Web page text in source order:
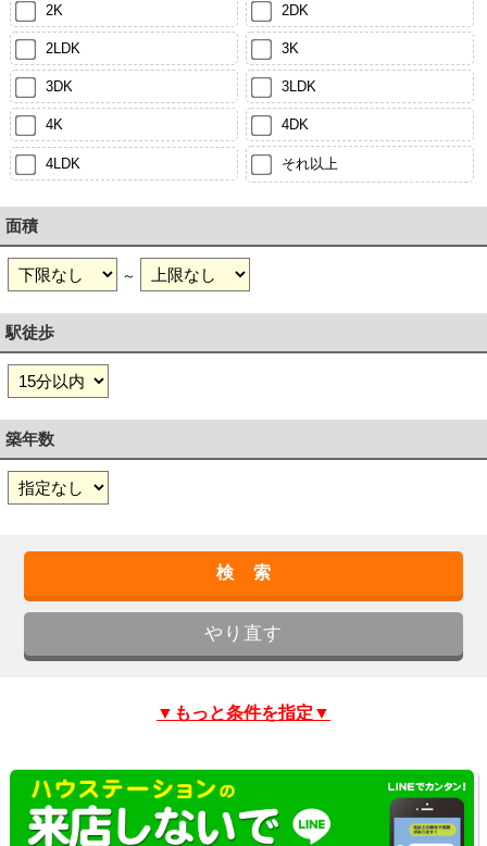
2K 2DK
2LDK 3K
3DK 3LDK
4K 4DK
4LDK それ以上
面積
～
駅徒歩
築年数
▼もっと条件を指定▼